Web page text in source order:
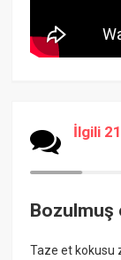
İlgili
Bozulmuş
Taze et kokusu